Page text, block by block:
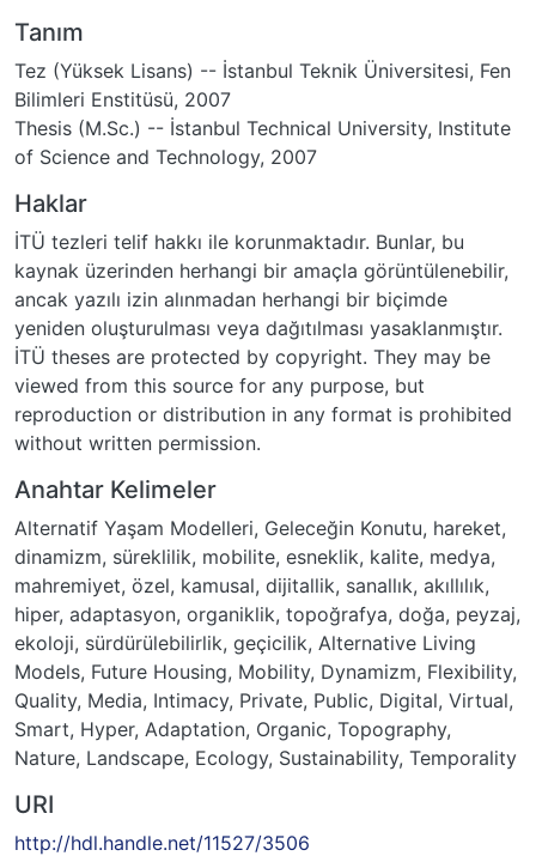
Tanım
Tez (Yüksek Lisans) -- İstanbul Teknik Üniversitesi, Fen
Bilimleri Enstitüsü, 2007
Thesis (M.Sc.) -- İstanbul Technical University, Institute
of Science and Technology, 2007
Haklar
İTÜ tezleri telif hakkı ile korunmaktadır. Bunlar, bu
kaynak üzerinden herhangi bir amaçla görüntülenebilir,
ancak yazılı izin alınmadan herhangi bir biçimde
yeniden oluşturulması veya dağıtılması yasaklanmıştır.
İTÜ theses are protected by copyright. They may be
viewed from this source for any purpose, but
reproduction or distribution in any format is prohibited
without written permission.
Anahtar Kelimeler
Alternatif Yaşam Modelleri, Geleceğin Konutu, hareket,
dinamizm, süreklilik, mobilite, esneklik, kalite, medya,
mahremiyet, özel, kamusal, dijitallik, sanallık, akıllılık,
hiper, adaptasyon, organiklik, topoğrafya, doğa, peyzaj,
ekoloji, sürdürülebilirlik, geçicilik, Alternative Living
Models, Future Housing, Mobility, Dynamizm, Flexibility,
Quality, Media, Intimacy, Private, Public, Digital, Virtual,
Smart, Hyper, Adaptation, Organic, Topography,
Nature, Landscape, Ecology, Sustainability, Temporality
URI
http://hdl.handle.net/11527/3506